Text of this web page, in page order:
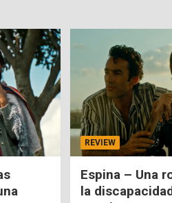
REVIEW
Espina – Una
la